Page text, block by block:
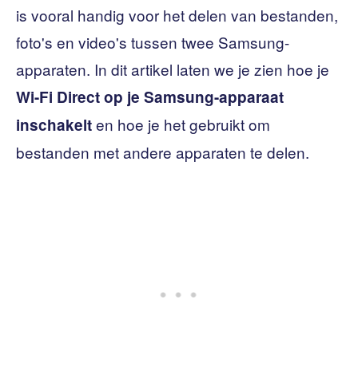
is vooral handig voor het delen van bestanden,
foto's en video's tussen twee Samsung-
apparaten. In dit artikel laten we je zien hoe je
Wi-Fi Direct op je Samsung-apparaat
inschakelten hoe je het gebruikt om
bestanden met andere apparaten te delen.